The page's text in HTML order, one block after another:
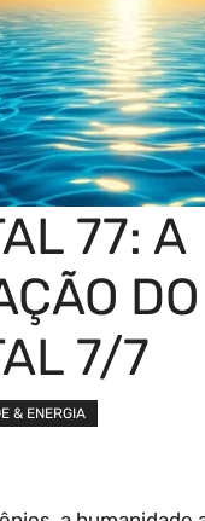
77: A
DO
7/7
& ENERGIA